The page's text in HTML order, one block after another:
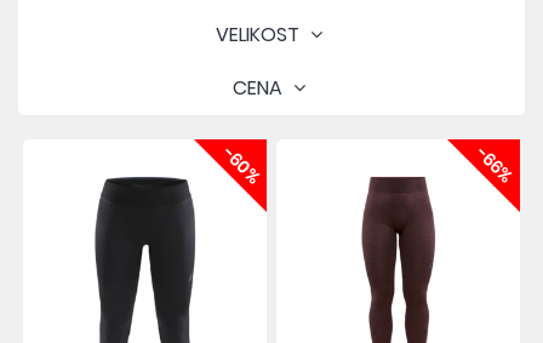
VELIKOST
CENA
-60% -66%